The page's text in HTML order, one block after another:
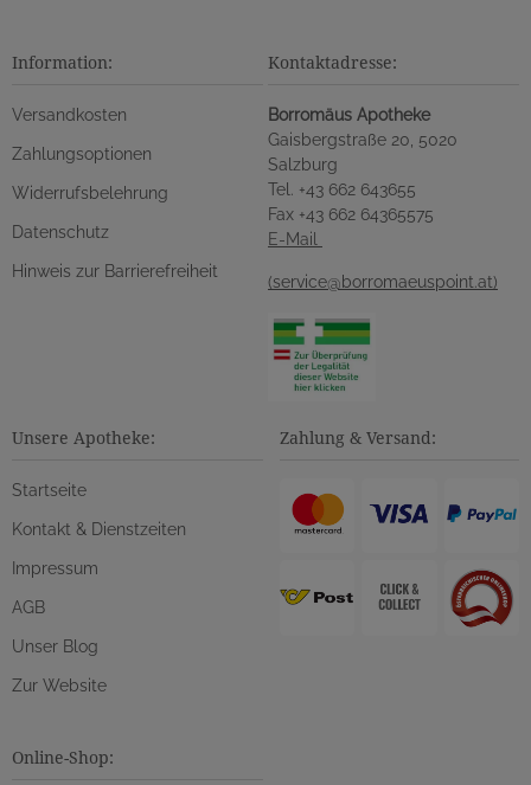
Information:
Versandkosten
Zahlungsoptionen
Widerrufsbelehrung
Datenschutz
Hinweis zur Barrierefreiheit
Kontaktadresse:
Borromäus Apotheke
Gaisbergstraße 20, 5020
Salzburg
Tel. +43 662 643655
Fax +43 662 64365575
E-Mail
(service@borromaeuspoint.at)
Unsere Apotheke:
Startseite
Kontakt & Dienstzeiten
Impressum
AGB
Unser Blog
Zur Website
Zahlung & Versand:
Online-Shop: